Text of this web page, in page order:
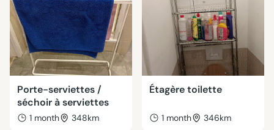
Porte-serviettes /
séchoir à serviettes
1 month 348km
Étagère toilette
1 month 346km